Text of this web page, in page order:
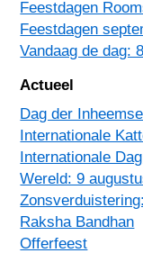
Feestdagen
Feestdagen
Vandaag de dag:
Actueel
Dag der
Internationale
Internationale
Wereld: 9
Raksha Bandhan
Offerfeest